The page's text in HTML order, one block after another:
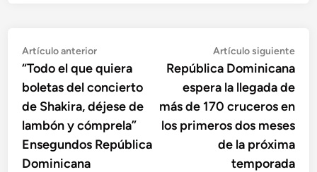
Navegación
de
entradas
Artículo anteriorArtículo
anterior:
“Todo el que quiera
boletas del concierto
de Shakira, déjese de
lambón y cómprela”
Ensegundos República
Dominicana
Artículo siguiente
República Dominicana
espera la llegada de
más de 170 cruceros en
los primeros dos meses
de la próxima
temporada